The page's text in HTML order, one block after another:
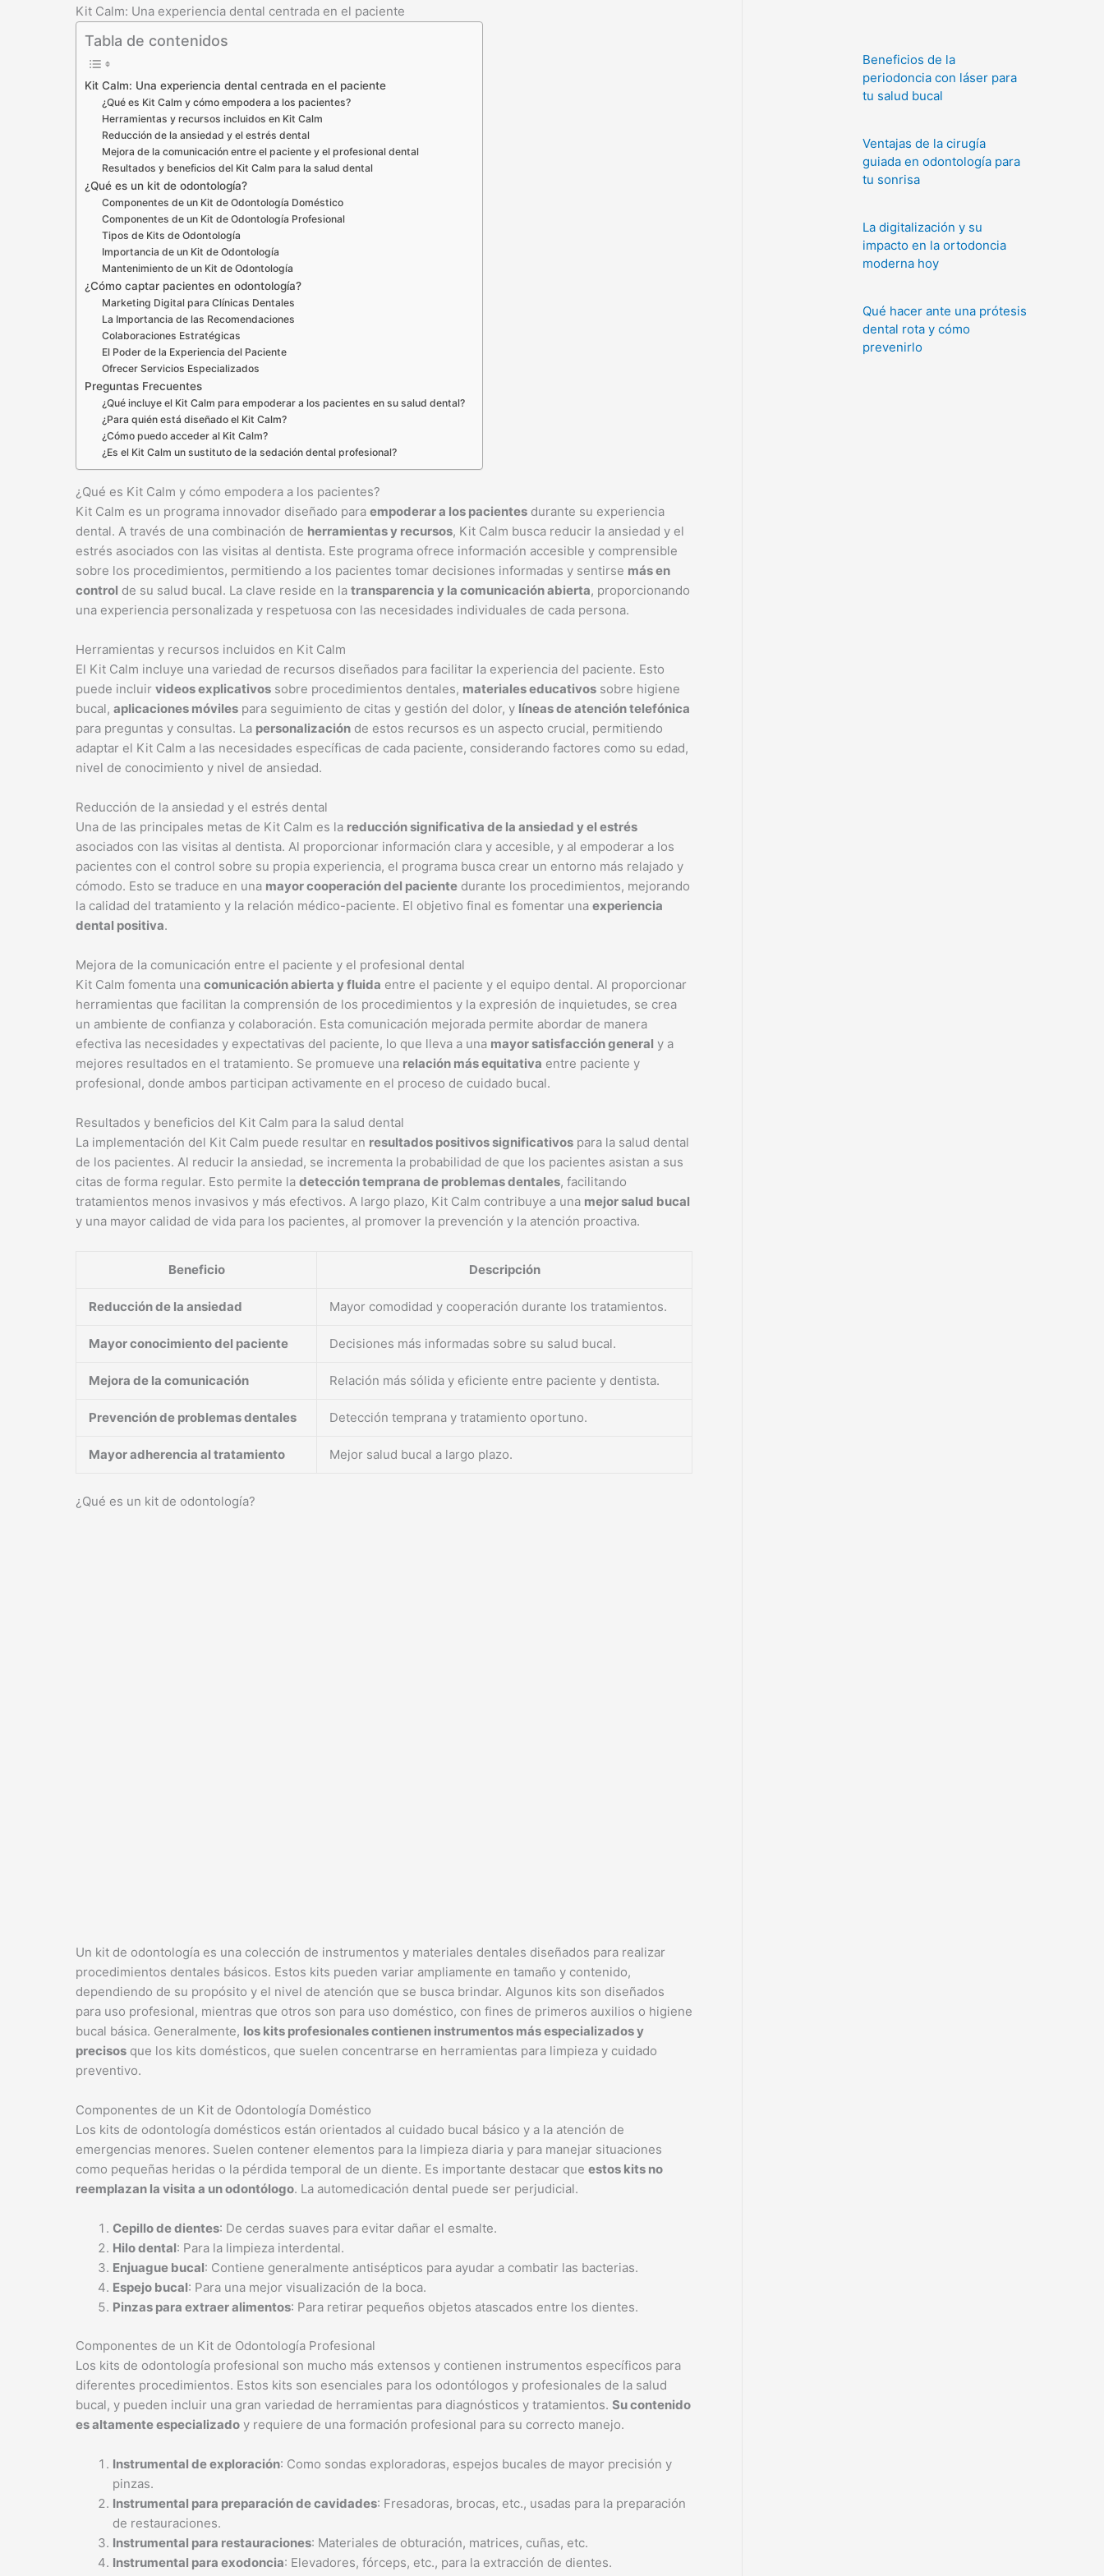
Kit Calm: Una experiencia dental centrada en el paciente
Tabla de contenidos
Kit Calm: Una experiencia dental centrada en el paciente
¿Qué es Kit Calm y cómo empodera a los pacientes?
Herramientas y recursos incluidos en Kit Calm
Reducción de la ansiedad y el estrés dental
Mejora de la comunicación entre el paciente y el profesional dental
Resultados y beneficios del Kit Calm para la salud dental
¿Qué es un kit de odontología?
Componentes de un Kit de Odontología Doméstico
Componentes de un Kit de Odontología Profesional
Tipos de Kits de Odontología
Importancia de un Kit de Odontología
Mantenimiento de un Kit de Odontología
¿Cómo captar pacientes en odontología?
Marketing Digital para Clínicas Dentales
La Importancia de las Recomendaciones
Colaboraciones Estratégicas
El Poder de la Experiencia del Paciente
Ofrecer Servicios Especializados
Preguntas Frecuentes
¿Qué incluye el Kit Calm para empoderar a los pacientes en su salud dental?
¿Para quién está diseñado el Kit Calm?
¿Cómo puedo acceder al Kit Calm?
¿Es el Kit Calm un sustituto de la sedación dental profesional?
¿Qué es Kit Calm y cómo empodera a los pacientes?
Kit Calm es un programa innovador diseñado para empoderar a los pacientes durante su experiencia
dental. A través de una combinación de herramientas y recursos, Kit Calm busca reducir la ansiedad y el
estrés asociados con las visitas al dentista. Este programa ofrece información accesible y comprensible
sobre los procedimientos, permitiendo a los pacientes tomar decisiones informadas y sentirse más en
control de su salud bucal. La clave reside en la transparencia y la comunicación abierta, proporcionando
una experiencia personalizada y respetuosa con las necesidades individuales de cada persona.
Herramientas y recursos incluidos en Kit Calm
El Kit Calm incluye una variedad de recursos diseñados para facilitar la experiencia del paciente. Esto
puede incluir videos explicativos sobre procedimientos dentales, materiales educativos sobre higiene
bucal, aplicaciones móviles para seguimiento de citas y gestión del dolor, y líneas de atención telefónica
para preguntas y consultas. La personalización de estos recursos es un aspecto crucial, permitiendo
adaptar el Kit Calm a las necesidades específicas de cada paciente, considerando factores como su edad,
nivel de conocimiento y nivel de ansiedad.
Reducción de la ansiedad y el estrés dental
Una de las principales metas de Kit Calm es la reducción significativa de la ansiedad y el estrés
asociados con las visitas al dentista. Al proporcionar información clara y accesible, y al empoderar a los
pacientes con el control sobre su propia experiencia, el programa busca crear un entorno más relajado y
cómodo. Esto se traduce en una mayor cooperación del paciente durante los procedimientos, mejorando
la calidad del tratamiento y la relación médico-paciente. El objetivo final es fomentar una experiencia
dental positiva.
Mejora de la comunicación entre el paciente y el profesional dental
Kit Calm fomenta una comunicación abierta y fluida entre el paciente y el equipo dental. Al proporcionar
herramientas que facilitan la comprensión de los procedimientos y la expresión de inquietudes, se crea
un ambiente de confianza y colaboración. Esta comunicación mejorada permite abordar de manera
efectiva las necesidades y expectativas del paciente, lo que lleva a una mayor satisfacción general y a
mejores resultados en el tratamiento. Se promueve una relación más equitativa entre paciente y
profesional, donde ambos participan activamente en el proceso de cuidado bucal.
Resultados y beneficios del Kit Calm para la salud dental
La implementación del Kit Calm puede resultar en resultados positivos significativos para la salud dental
de los pacientes. Al reducir la ansiedad, se incrementa la probabilidad de que los pacientes asistan a sus
citas de forma regular. Esto permite la detección temprana de problemas dentales, facilitando
tratamientos menos invasivos y más efectivos. A largo plazo, Kit Calm contribuye a una mejor salud bucal
y una mayor calidad de vida para los pacientes, al promover la prevención y la atención proactiva.
Beneficio Descripción
Reducción de la ansiedad Mayor comodidad y cooperación durante los tratamientos.
Mayor conocimiento del paciente Decisiones más informadas sobre su salud bucal.
Mejora de la comunicación Relación más sólida y eficiente entre paciente y dentista.
Prevención de problemas dentales Detección temprana y tratamiento oportuno.
Mayor adherencia al tratamiento Mejor salud bucal a largo plazo.
¿Qué es un kit de odontología?
Un kit de odontología es una colección de instrumentos y materiales dentales diseñados para realizar
procedimientos dentales básicos. Estos kits pueden variar ampliamente en tamaño y contenido,
dependiendo de su propósito y el nivel de atención que se busca brindar. Algunos kits son diseñados
para uso profesional, mientras que otros son para uso doméstico, con fines de primeros auxilios o higiene
bucal básica. Generalmente, los kits profesionales contienen instrumentos más especializados y
precisos que los kits domésticos, que suelen concentrarse en herramientas para limpieza y cuidado
preventivo.
Componentes de un Kit de Odontología Doméstico
Los kits de odontología domésticos están orientados al cuidado bucal básico y a la atención de
emergencias menores. Suelen contener elementos para la limpieza diaria y para manejar situaciones
como pequeñas heridas o la pérdida temporal de un diente. Es importante destacar que estos kits no
reemplazan la visita a un odontólogo. La automedicación dental puede ser perjudicial.
Cepillo de dientes: De cerdas suaves para evitar dañar el esmalte.
Hilo dental: Para la limpieza interdental.
Enjuague bucal: Contiene generalmente antisépticos para ayudar a combatir las bacterias.
Espejo bucal: Para una mejor visualización de la boca.
Pinzas para extraer alimentos: Para retirar pequeños objetos atascados entre los dientes.
Componentes de un Kit de Odontología Profesional
Los kits de odontología profesional son mucho más extensos y contienen instrumentos específicos para
diferentes procedimientos. Estos kits son esenciales para los odontólogos y profesionales de la salud
bucal, y pueden incluir una gran variedad de herramientas para diagnósticos y tratamientos. Su contenido
es altamente especializado y requiere de una formación profesional para su correcto manejo.
Instrumental de exploración: Como sondas exploradoras, espejos bucales de mayor precisión y
pinzas.
Instrumental para preparación de cavidades: Fresadoras, brocas, etc., usadas para la preparación
de restauraciones.
Instrumental para restauraciones: Materiales de obturación, matrices, cuñas, etc.
Instrumental para exodoncia: Elevadores, fórceps, etc., para la extracción de dientes.
Beneficios de la
periodoncia con láser para
tu salud bucal
Ventajas de la cirugía
guiada en odontología para
tu sonrisa
La digitalización y su
impacto en la ortodoncia
moderna hoy
Qué hacer ante una prótesis
dental rota y cómo
prevenirlo